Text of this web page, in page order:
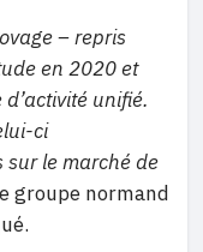
– repris
en 2020 et
unifié.
ci
sur le marché de
groupe normand